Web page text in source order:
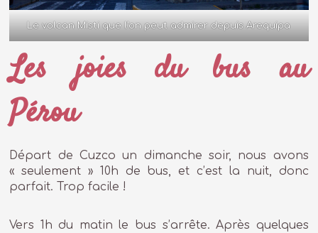
Le volcan Misti que l’on peut admirer depuis Arequipa
Les joies du bus au
Pérou
Départ de Cuzco un dimanche soir, nous avons
« seulement » 10h de bus, et c’est la nuit, donc
parfait. Trop facile !
Vers 1h du matin le bus s’arrête. Après quelques